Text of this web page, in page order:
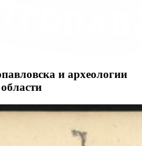
и археологии